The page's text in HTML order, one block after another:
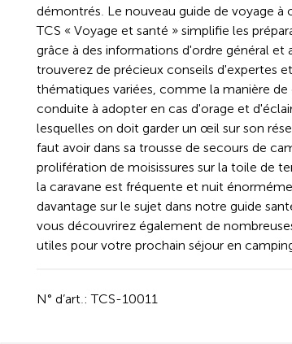
démontrés. Le nouveau guide de voyage à
TCS « Voyage et santé » simplifie les
grâce à des informations d'ordre général et
trouverez de précieux conseils d'expertes
thématiques variées, comme la manière
conduite à adopter en cas d'orage et
lesquelles on doit garder un œil sur son
faut avoir dans sa trousse de secours de
prolifération de moisissures sur la toile de
la caravane est fréquente et nuit
davantage sur le sujet dans notre guide
vous découvrirez également de
utiles pour votre prochain séjour en
N° d’art.: TCS-10011